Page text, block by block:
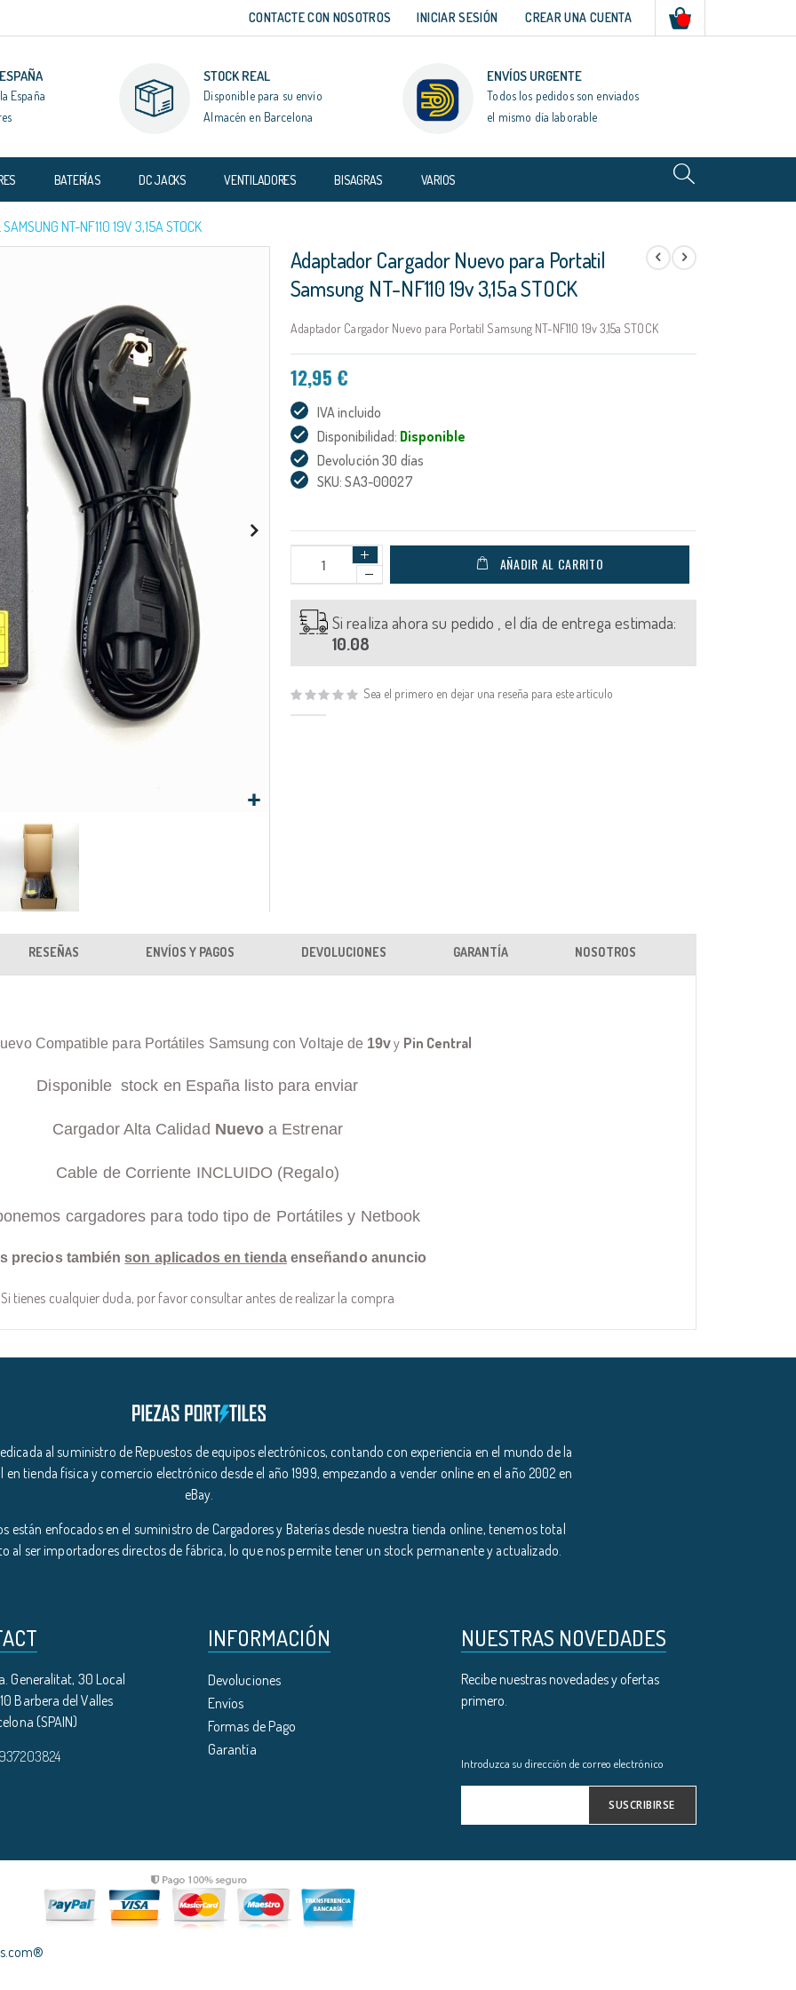
CONTACTE CON NOSOTROS INICIAR SESIÓN CREAR UNA CUENTA
España
STOCK REAL
Disponible para su envío
Almacén en Barcelona
ENVÍOS URGENTE
Todos los pedidos son enviados
el mismo día laborable
BATERÍAS DC JACKS VENTILADORES BISAGRAS VARIOS
NT-NF110 19V 3,15A STOCK
Adaptador Cargador Nuevo para Portatil
Samsung NT-NF110 19v 3,15a STOCK
Adaptador Cargador Nuevo para Portatil Samsung NT-NF110 19v 3,15a STOCK
12,95 €
IVA incluido
Disponibilidad: Disponible
Devolución 30 días
SKU: SA3-00027
AÑADIR AL CARRITO
Si realiza ahora su pedido , el día de entrega estimada:
10.08
Sea el primero en dejar una reseña para este artículo
Compatible para Portátiles Samsung con Voltaje de 19v y Pin Central
Disponible stock en España listo para enviar
Cargador Alta Calidad Nuevo a Estrenar
Cable de Corriente INCLUIDO (Regalo)
cargadores para todo tipo de Portátiles y Netbook
precios también son aplicados en tienda enseñando anuncio
Si tienes cualquier duda, por favor consultar antes de realizar la compra
RESEÑAS ENVÍOS Y PAGOS DEVOLUCIONES GARANTÍA NOSOTROS
al suministro de Repuestos de equipos electrónicos, contando con experiencia en el mundo de la
tienda física y comercio electrónico desde el año 1999, empezando a vender online en el año 2002 en
eBay.
están enfocados en el suministro de Cargadores y Baterías desde nuestra tienda online, tenemos total
al ser importadores directos de fábrica, lo que nos permite tener un stock permanente y actualizado.
Generalitat, 30 Local
Barbera del Valles
(SPAIN)
INFORMACIÓN
Devoluciones
Envíos
Formas de Pago
Garantía
NUESTRAS NOVEDADES
Recibe nuestras novedades y ofertas
primero.
Introduzca su dirección de correo electrónico
SUSCRIBIRSE